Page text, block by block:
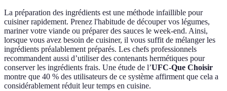
La préparation des ingrédients est une méthode infaillible pour
cuisiner rapidement. Prenez l'habitude de découper vos légumes,
mariner votre viande ou préparer des sauces le week-end. Ainsi,
lorsque vous avez besoin de cuisiner, il vous suffit de mélanger les
ingrédients préalablement préparés. Les chefs professionnels
recommandent aussi d’utiliser des contenants hermétiques pour
conserver les ingrédients frais. Une étude de l’UFC-Que Choisir
montre que 40 % des utilisateurs de ce système affirment que cela a
considérablement réduit leur temps en cuisine.